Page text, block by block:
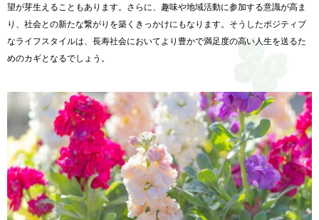
望が芽生えることもあります。さらに、 趣味や地域活動に参加する意識が高ま
り、 社会との新たな繋がりを築くきっかけにもなります。 そうしたポジティブ
なライフスタイルは、 長寿社会においてより豊かで満足度の高い人生を送るた
めのカギとなるでしょう。